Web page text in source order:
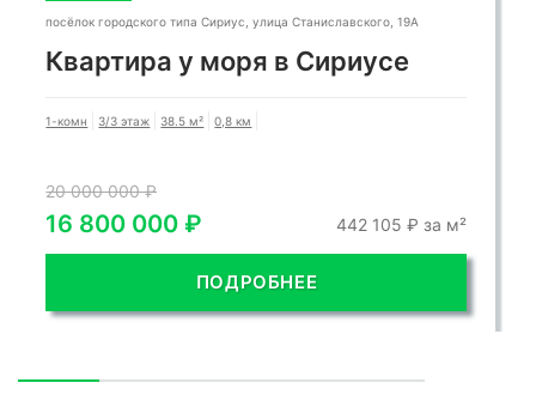
посёлок городского типа Сириус, улица Станиславского, 19А
Квартира у моря в Сириусе
1-комн 3/3 этаж 38.5 м² 0,8 км
20 000 000 ₽
16 800 000 ₽ 442 105 ₽ за м²
ПОДРОБНЕЕ